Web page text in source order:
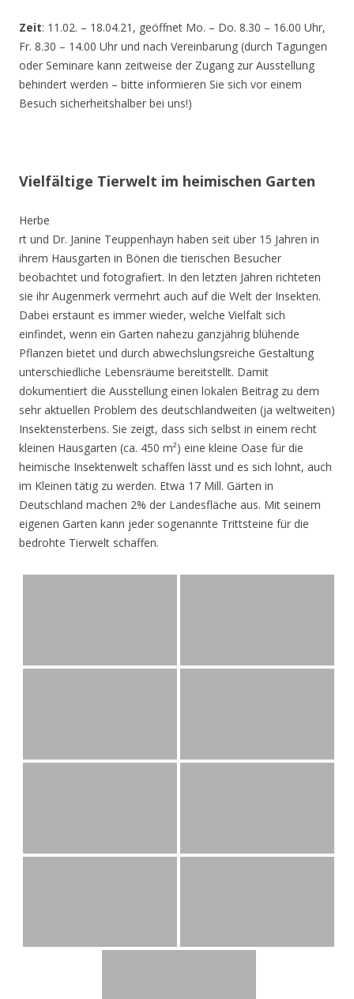
Zeit: 11.02. – 18.04.21, geöffnet Mo. – Do. 8.30 – 16.00 Uhr,
Fr. 8.30 – 14.00 Uhr und nach Vereinbarung (durch Tagungen
oder Seminare kann zeitweise der Zugang zur Ausstellung
behindert werden – bitte informieren Sie sich vor einem
Besuch sicherheitshalber bei uns!)
Vielfältige Tierwelt im heimischen Garten
Herbe
rt und Dr. Janine Teuppenhayn haben seit über 15 Jahren in
ihrem Hausgarten in Bönen die tierischen Besucher
beobachtet und fotografiert. In den letzten Jahren richteten
sie ihr Augenmerk vermehrt auch auf die Welt der Insekten.
Dabei erstaunt es immer wieder, welche Vielfalt sich
einfindet, wenn ein Garten nahezu ganzjährig blühende
Pflanzen bietet und durch abwechslungsreiche Gestaltung
unterschiedliche Lebensräume bereitstellt. Damit
dokumentiert die Ausstellung einen lokalen Beitrag zu dem
sehr aktuellen Problem des deutschlandweiten (ja weltweiten)
Insektensterbens. Sie zeigt, dass sich selbst in einem recht
kleinen Hausgarten (ca. 450 m²) eine kleine Oase für die
heimische Insektenwelt schaffen lässt und es sich lohnt, auch
im Kleinen tätig zu werden. Etwa 17 Mill. Gärten in
Deutschland machen 2% der Landesfläche aus. Mit seinem
eigenen Garten kann jeder sogenannte Trittsteine für die
bedrohte Tierwelt schaffen.